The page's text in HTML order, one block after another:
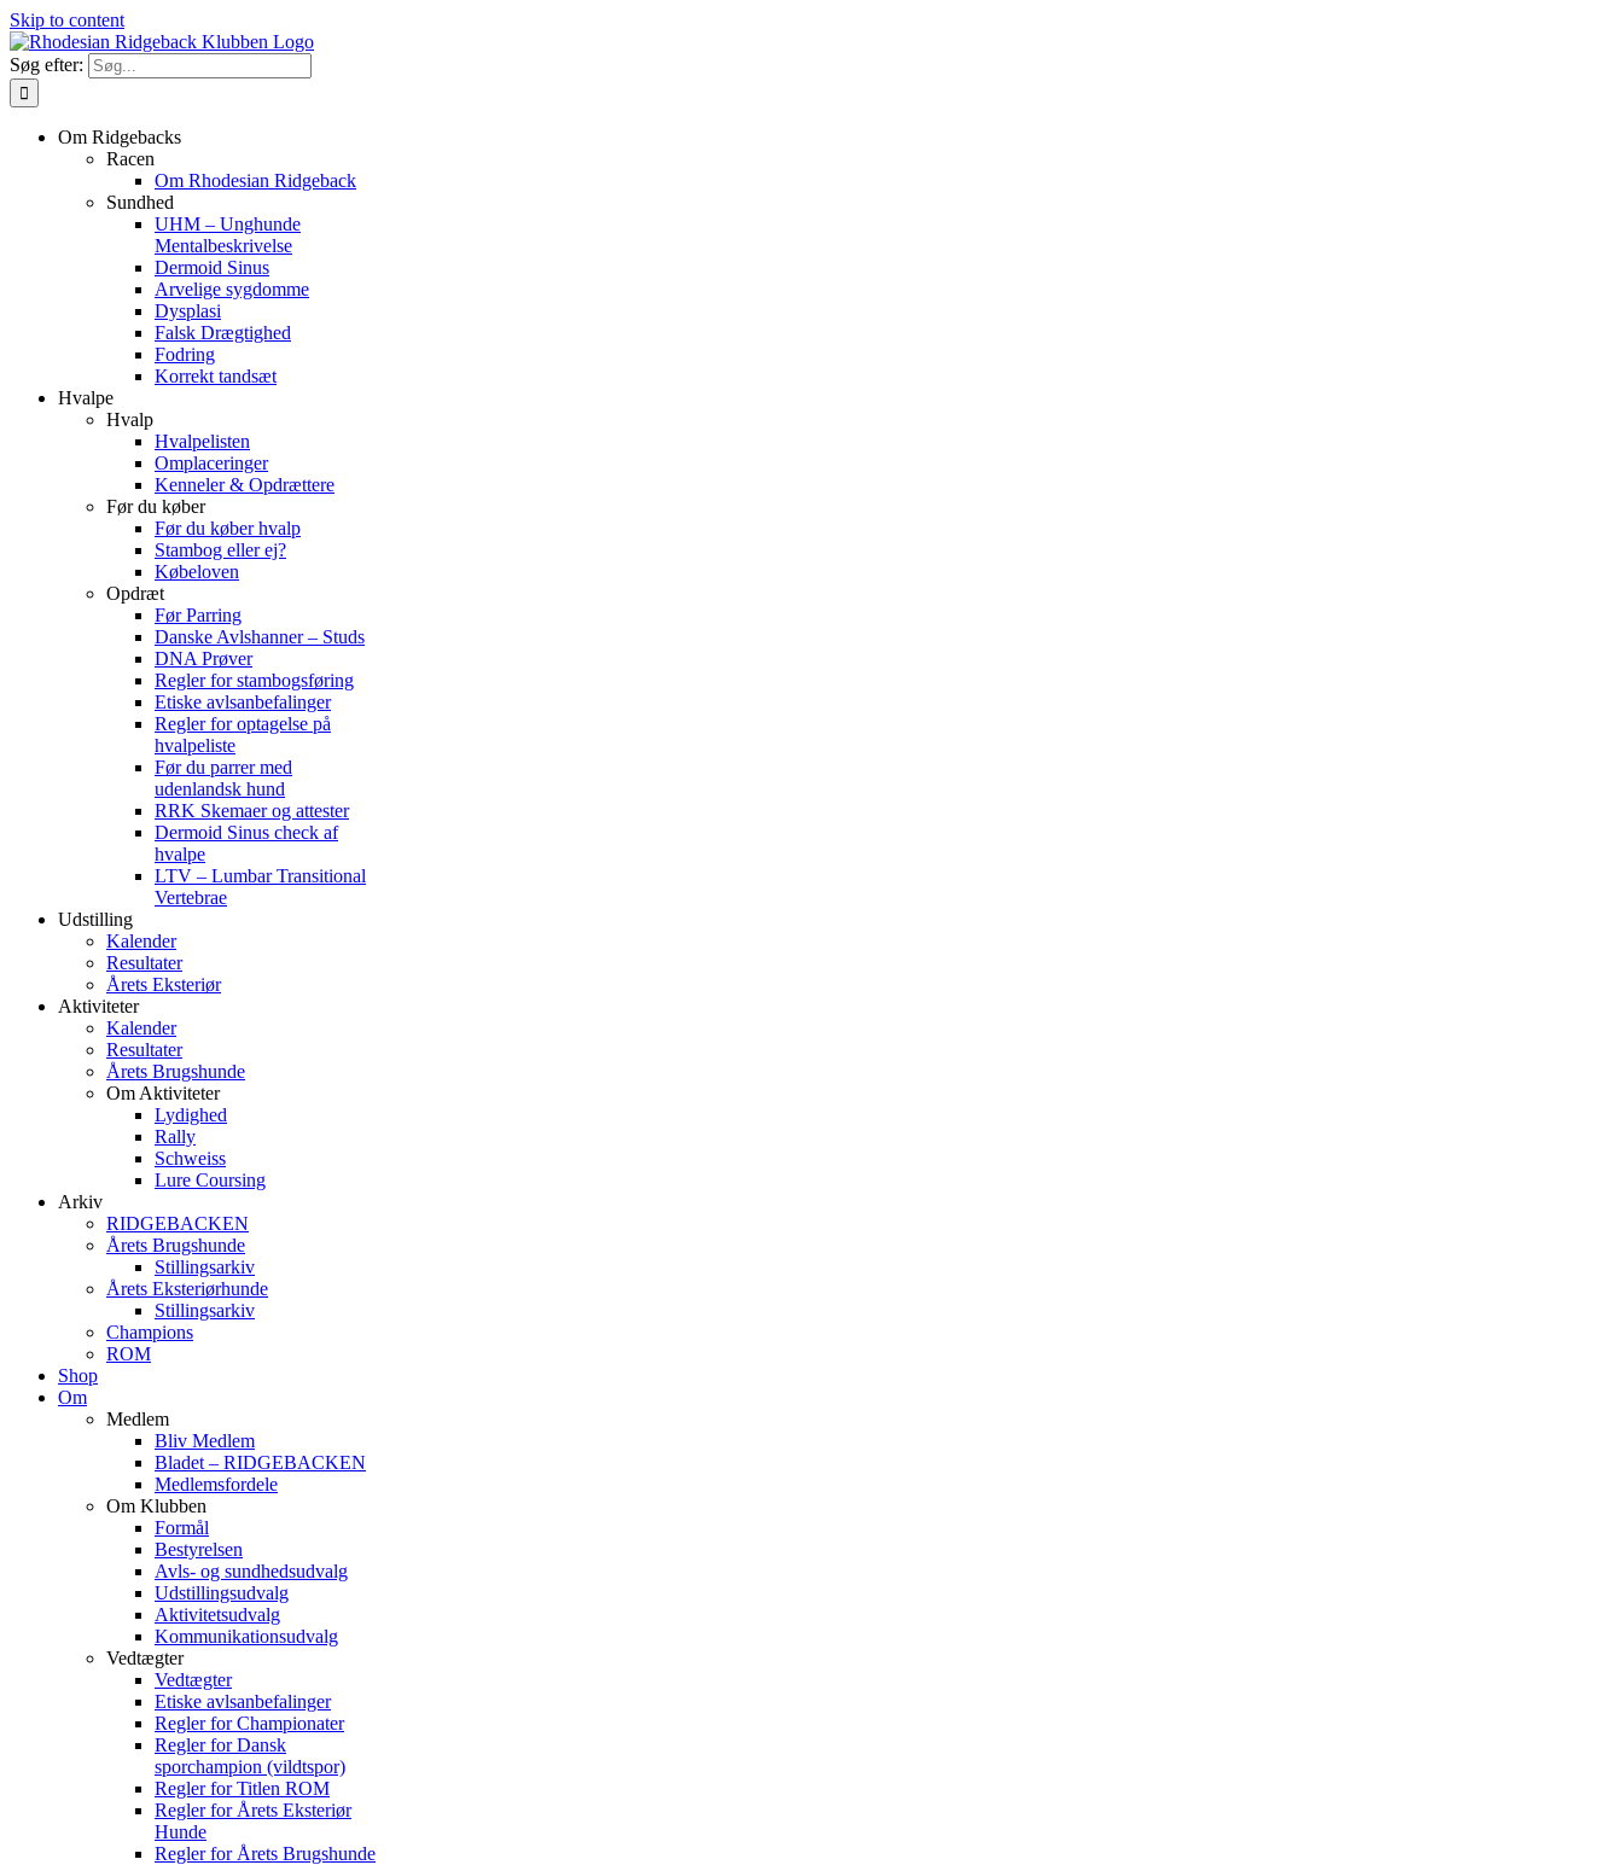
Skip to content
Søg efter:
Om Ridgebacks
Racen
Om Rhodesian Ridgeback
Sundhed
UHM – Unghunde
Mentalbeskrivelse
Dermoid Sinus
Arvelige sygdomme
Dysplasi
Falsk Drægtighed
Fodring
Korrekt tandsæt
Hvalpe
Hvalp
Hvalpelisten
Omplaceringer
Kenneler & Opdrættere
Før du køber
Før du køber hvalp
Stambog eller ej?
Købeloven
Opdræt
Før Parring
Danske Avlshanner – Studs
DNA Prøver
Regler for stambogsføring
Etiske avlsanbefalinger
Regler for optagelse på
hvalpeliste
Før du parrer med
udenlandsk hund
RRK Skemaer og attester
Dermoid Sinus check af
hvalpe
LTV – Lumbar Transitional
Vertebrae
Udstilling
Kalender
Resultater
Årets Eksteriør
Aktiviteter
Kalender
Resultater
Årets Brugshunde
Om Aktiviteter
Lydighed
Rally
Schweiss
Lure Coursing
Arkiv
RIDGEBACKEN
Årets Brugshunde
Stillingsarkiv
Årets Eksteriørhunde
Stillingsarkiv
Champions
ROM
Shop
Om
Medlem
Bliv Medlem
Bladet – RIDGEBACKEN
Medlemsfordele
Om Klubben
Formål
Bestyrelsen
Avls- og sundhedsudvalg
Udstillingsudvalg
Aktivitetsudvalg
Kommunikationsudvalg
Vedtægter
Vedtægter
Etiske avlsanbefalinger
Regler for Championater
Regler for Dansk
sporchampion (vildtspor)
Regler for Titlen ROM
Regler for Årets Eksteriør
Hunde
Regler for Årets Brugshunde